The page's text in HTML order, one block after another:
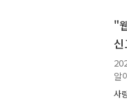
운
"
알
신
사